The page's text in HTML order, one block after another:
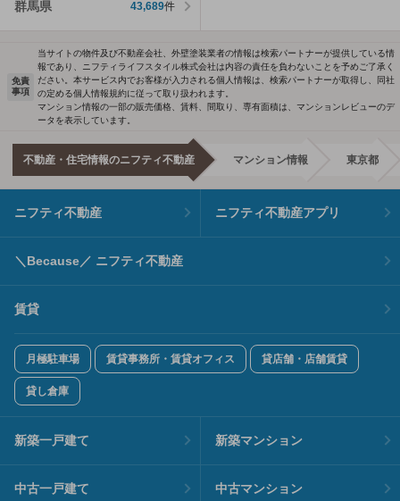
群馬県 43,689件
免責
事項
当サイトの物件及び不動産会社、外壁塗装業者の情報は検索パートナーが提供している情
報であり、ニフティライフスタイル株式会社は内容の責任を負わないことを予めご了承く
ださい。本サービス内でお客様が入力される個人情報は、検索パートナーが取得し、同社
の定める個人情報規約に従って取り扱われます。
マンション情報の一部の販売価格、賃料、間取り、専有面積は、マンションレビューのデ
ータを表示しています。
不動産・住宅情報のニフティ不動産 マンション情報 東京都
ニフティ不動産 ニフティ不動産アプリ
＼Because／ ニフティ不動産
賃貸
月極駐車場 賃貸事務所・賃貸オフィス 貸店舗・店舗賃貸
貸し倉庫
新築一戸建て 新築マンション
中古一戸建て 中古マンション